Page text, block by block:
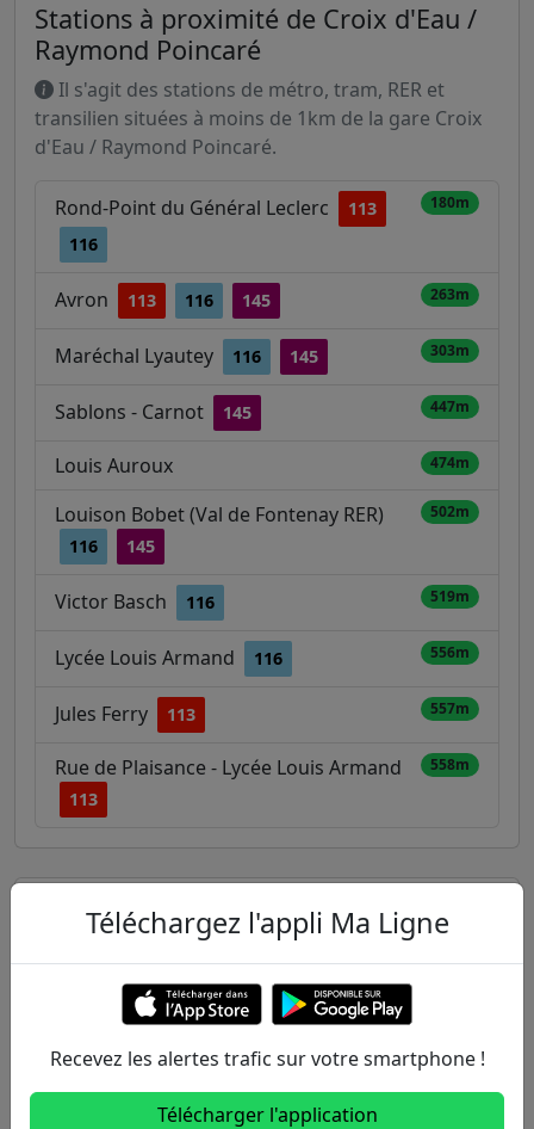
Stations à proximité de Croix d'Eau /
Raymond Poincaré
Il s'agit des stations de métro, tram, RER et
transilien situées à moins de 1km de la gare Croix
d'Eau / Raymond Poincaré.
Rond-Point du Général Leclerc
113
116
180m
Avron 113 116 145 263m
Maréchal Lyautey 116 145 303m
Sablons - Carnot 145 447m
Louis Auroux 474m
Louison Bobet (Val de Fontenay RER)
116 145
502m
Victor Basch 116 519m
Lycée Louis Armand 116 556m
Jules Ferry 113 557m
Rue de Plaisance - Lycée Louis Armand
113
558m
Autres lignes
Metro
2 3 3B 4
5 6 7 7B 8
Téléchargez l'appli Ma Ligne
Recevez les alertes trafic sur votre smartphone !
Télécharger l'application